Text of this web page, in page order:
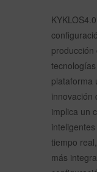
plataforma
innovación
implica un
tiempo
más